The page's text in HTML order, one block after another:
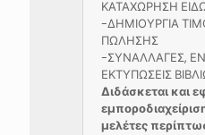
ΚΑΤΑΧΩΡΗΣΗ
-ΔΗΜΙΟΥΡΓΙΑ
ΠΩΛΗΣΗΣ
-ΣΥΝΑΛΛΑΓΕΣ,
ΕΚΤΥΠΩΣΕΙΣ
Διδάσκεται και
μελέτες